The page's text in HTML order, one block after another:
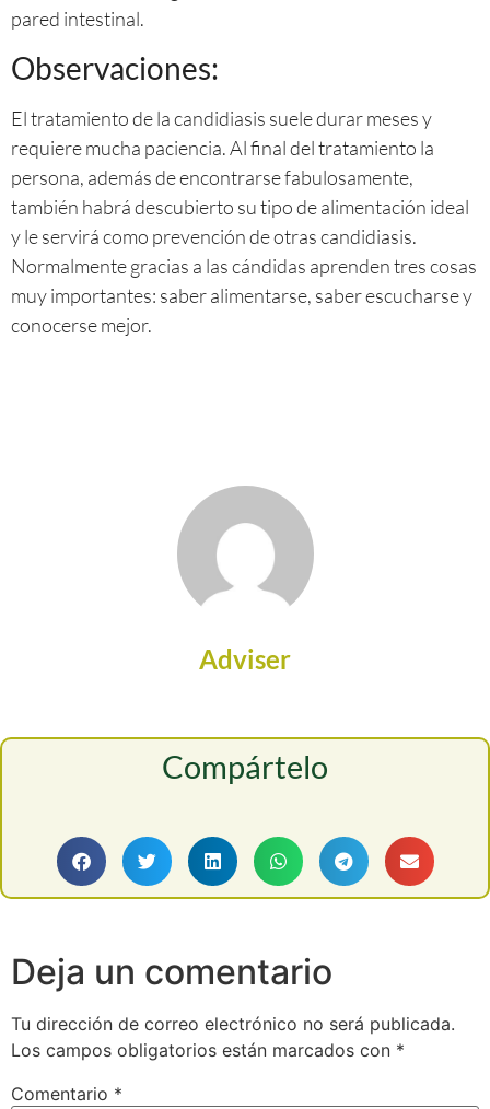
pared intestinal.
Observaciones:
El tratamiento de la candidiasis suele durar meses y
requiere mucha paciencia. Al final del tratamiento la
persona, además de encontrarse fabulosamente,
también habrá descubierto su tipo de alimentación ideal
y le servirá como prevención de otras candidiasis.
Normalmente gracias a las cándidas aprenden tres cosas
muy importantes: saber alimentarse, saber escucharse y
conocerse mejor.
Adviser
Compártelo
Deja un comentario
Tu dirección de correo electrónico no será publicada.
Los campos obligatorios están marcados con *
Comentario *